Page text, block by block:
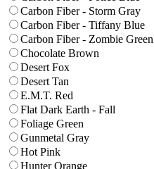
Carbon Fiber - Storm Gray
Carbon Fiber - Tiffany Blue
Carbon Fiber - Zombie Green
Chocolate Brown
Desert Fox
Desert Tan
E.M.T. Red
Flat Dark Earth - Fall
Foliage Green
Gunmetal Gray
Hot Pink
Hunter Orange